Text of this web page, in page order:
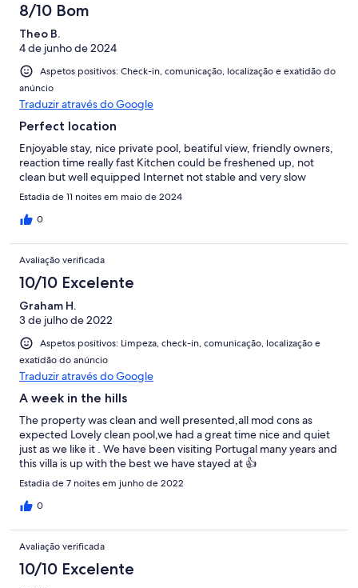
8/10 Bom
Theo B.
4 de junho de 2024
Aspetos positivos: Check-in, comunicação, localização e exatidão do
anúncio
Traduzir através do Google
Perfect location
Enjoyable stay, nice private pool, beatiful view, friendly owners,
reaction time really fast Kitchen could be freshened up, not
clean but well equipped Internet not stable and very slow
Estadia de 11 noites em maio de 2024
0
Avaliação verificada
10/10 Excelente
Graham H.
3 de julho de 2022
Aspetos positivos: Limpeza, check-in, comunicação, localização e
exatidão do anúncio
Traduzir através do Google
A week in the hills
The property was clean and well presented,all mod cons as
expected Lovely clean pool,we had a great time nice and quiet
just as we like it . We have been visiting Portugal many years and
this villa is up with the best we have stayed at 👍
Estadia de 7 noites em junho de 2022
0
Avaliação verificada
10/10 Excelente